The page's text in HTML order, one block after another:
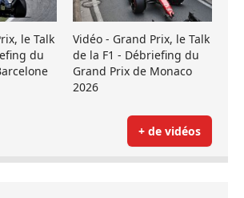
le Talk
du
Vidéo - Grand Prix, le Talk
de la F1 - Débriefing du
Grand Prix de Monaco
2026
+ de vidéos